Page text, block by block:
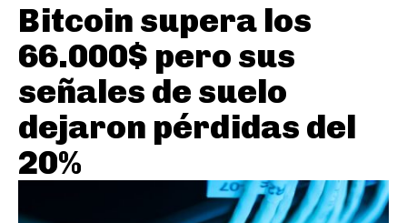
Bitcoin supera los
66.000$ pero sus
señales de suelo
dejaron pérdidas del
20%